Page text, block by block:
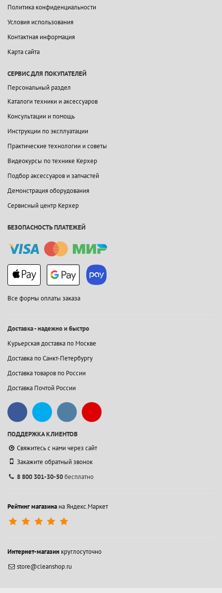
Политика конфиденциальности
Условия использования
Контактная информация
Карта сайта
СЕРВИС ДЛЯ ПОКУПАТЕЛЕЙ
Персональный раздел
Каталоги техники и аксессуаров
Консультации и помощь
Инструкции по эксплуатации
Практические технологии и советы
Видеокурсы по технике Керхер
Подбор аксессуаров и запчастей
Демонстрация оборудования
Сервисный центр Керхер
БЕЗОПАСНОСТЬ ПЛАТЕЖЕЙ
Все формы оплаты заказа
Доставка - надежно и быстро
Курьерская доставка по Москве
Доставка по Санкт-Петербургу
Доставка товаров по России
Доставка Почтой России
ПОДДЕРЖКА КЛИЕНТОВ
Свяжитесь с нами через сайт
Закажите обратный звонок
8 800 301-30-50бесплатно
Рейтинг магазина на Яндекс.Маркет
Интернет-магазин круглосуточно
store@cleanshop.ru